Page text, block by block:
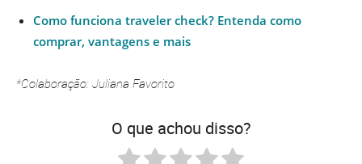
Como funciona traveler check? Entenda como
comprar, vantagens e mais
*Colaboração: Juliana Favorito
O que achou disso?